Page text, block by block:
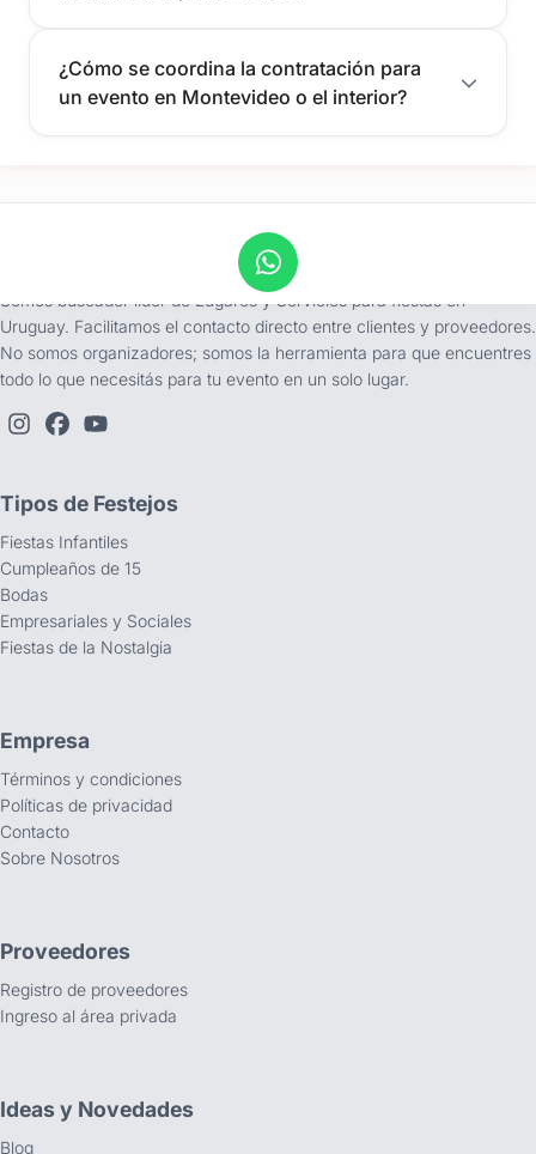
¿Cómo se coordina la contratación para
un evento en Montevideo o el interior?
Somos buscador líder de Lugares y Servicios para fiestas en
Uruguay. Facilitamos el contacto directo entre clientes y proveedores.
No somos organizadores; somos la herramienta para que encuentres
todo lo que necesitás para tu evento en un solo lugar.
Tipos de Festejos
Fiestas Infantiles
Cumpleaños de 15
Bodas
Empresariales y Sociales
Fiestas de la Nostalgia
Empresa
Términos y condiciones
Políticas de privacidad
Contacto
Sobre Nosotros
Proveedores
Registro de proveedores
Ingreso al área privada
Ideas y Novedades
Blog